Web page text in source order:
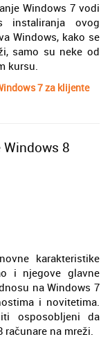
Windows 7 vodi
ovog
Windows, kako se
samo su neke od
kursu.
7 za klijente
8
karakteristike
i njegove glavne
na Windows 7
i novitetima.
osposobljeni da
na mreži.